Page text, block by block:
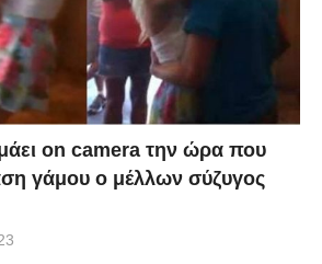
on camera την ώρα που
γάμου ο μέλλων σύζυγος